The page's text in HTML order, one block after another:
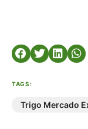
TAGS:
Trigo Mercado